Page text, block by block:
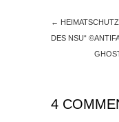
←
DES NSU“
4